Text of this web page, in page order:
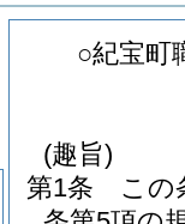
○紀宝町
(趣旨)
第1条
この